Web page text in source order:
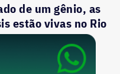
de um gênio, as
estão vivas no Rio